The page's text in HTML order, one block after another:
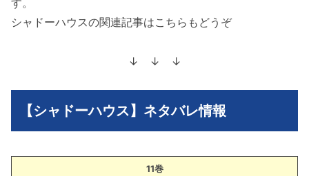
シャドーハウスの関連記事はこちらもどうぞ
↓ ↓ ↓
【シャドーハウス】ネタバレ情報
11巻